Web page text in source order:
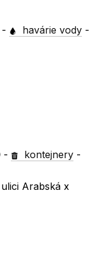
- havárie vody -
- kontejnery -
Arabská x